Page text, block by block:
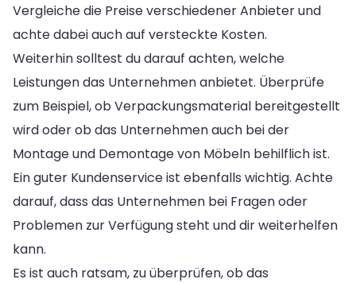
Vergleiche die Preise verschiedener Anbieter und
achte dabei auch auf versteckte Kosten.
Weiterhin solltest du darauf achten, welche
Leistungen das Unternehmen anbietet. Überprüfe
zum Beispiel, ob Verpackungsmaterial bereitgestellt
wird oder ob das Unternehmen auch bei der
Montage und Demontage von Möbeln behilflich ist.
Ein guter Kundenservice ist ebenfalls wichtig. Achte
darauf, dass das Unternehmen bei Fragen oder
Problemen zur Verfügung steht und dir weiterhelfen
kann.
Es ist auch ratsam, zu überprüfen, ob das